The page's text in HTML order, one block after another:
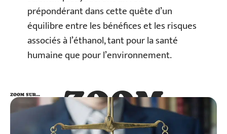
prépondérant dans cette quête d’un
équilibre entre les bénéfices et les risques
associés à l’éthanol, tant pour la santé
humaine que pour l’environnement.
ZOOM
SUR…
ZOOM SUR…